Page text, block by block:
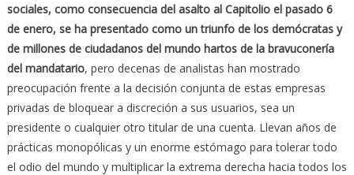
sociales, como consecuencia del asalto al Capitolio el pasado 6
de enero, se ha presentado como un triunfo de los demócratas y
de millones de ciudadanos del mundo hartos de la bravuconería
del mandatario, pero decenas de analistas han mostrado
preocupación frente a la decisión conjunta de estas empresas
privadas de bloquear a discreción a sus usuarios, sea un
presidente o cualquier otro titular de una cuenta. Llevan años de
prácticas monopólicas y un enorme estómago para tolerar todo
el odio del mundo y multiplicar la extrema derecha hacia todos los